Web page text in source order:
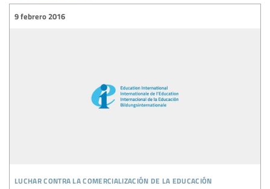
luchar contra la comercialización de la educación
9 febrero 2016